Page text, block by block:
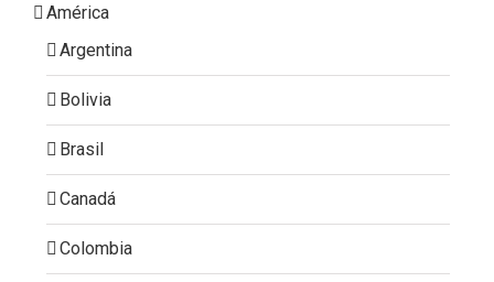
América
Argentina
Bolivia
Brasil
Canadá
Colombia